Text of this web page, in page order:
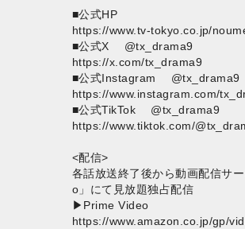
■公式HP
https://www.tv-tokyo.co.jp/
■公式X @tx_drama9
https://x.com/tx_drama9
■公式Instagram @tx_drama9
https://www.instagram.com/
■公式TikTok @tx_drama9
https://www.tiktok.com/
<配信>
各話放送終了後から動画配信サ
o」にて見放題独占配信
▶Prime Video
https://www.amazon.co.jp/gp/